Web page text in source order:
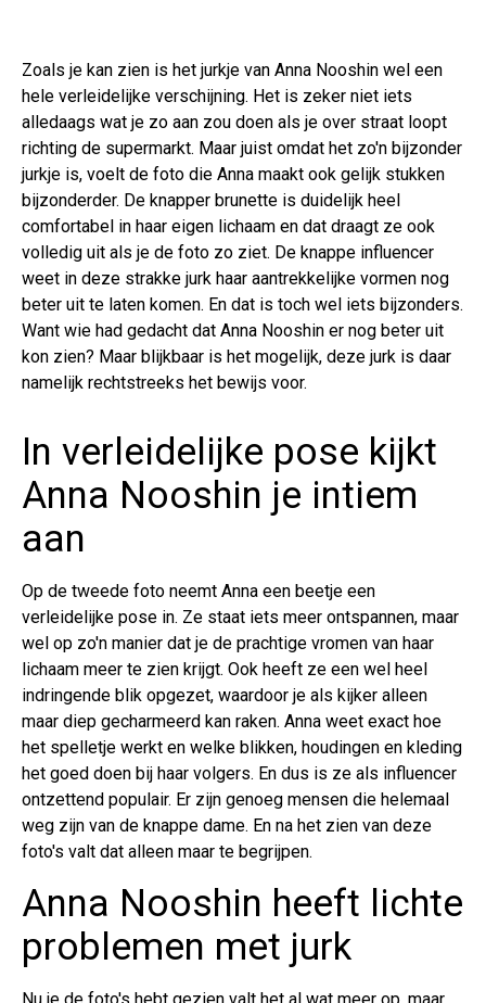
Zoals je kan zien is het jurkje van Anna Nooshin wel een
hele verleidelijke verschijning. Het is zeker niet iets
alledaags wat je zo aan zou doen als je over straat loopt
richting de supermarkt. Maar juist omdat het zo'n bijzonder
jurkje is, voelt de foto die Anna maakt ook gelijk stukken
bijzonderder. De knapper brunette is duidelijk heel
comfortabel in haar eigen lichaam en dat draagt ze ook
volledig uit als je de foto zo ziet. De knappe influencer
weet in deze strakke jurk haar aantrekkelijke vormen nog
beter uit te laten komen. En dat is toch wel iets bijzonders.
Want wie had gedacht dat Anna Nooshin er nog beter uit
kon zien? Maar blijkbaar is het mogelijk, deze jurk is daar
namelijk rechtstreeks het bewijs voor.
In verleidelijke pose kijkt
Anna Nooshin je intiem
aan
Op de tweede foto neemt Anna een beetje een
verleidelijke pose in. Ze staat iets meer ontspannen, maar
wel op zo'n manier dat je de prachtige vromen van haar
lichaam meer te zien krijgt. Ook heeft ze een wel heel
indringende blik opgezet, waardoor je als kijker alleen
maar diep gecharmeerd kan raken. Anna weet exact hoe
het spelletje werkt en welke blikken, houdingen en kleding
het goed doen bij haar volgers. En dus is ze als influencer
ontzettend populair. Er zijn genoeg mensen die helemaal
weg zijn van de knappe dame. En na het zien van deze
foto's valt dat alleen maar te begrijpen.
Anna Nooshin heeft lichte
problemen met jurk
Nu je de foto's hebt gezien valt het al wat meer op, maar